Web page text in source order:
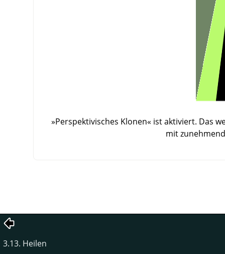
»Perspektivisches Klonen« ist aktiviert. Das
mit
3.13. Heilen